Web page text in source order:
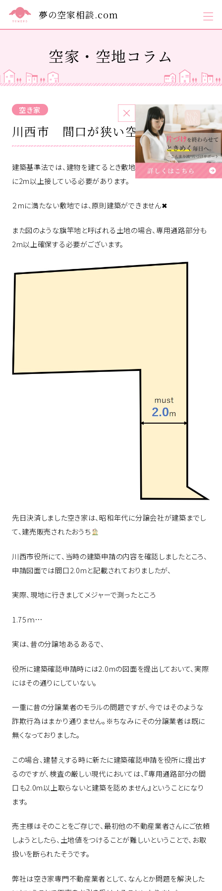
夢の空家相談.com
空家・空地コラム
空き家 2023.11.30
川西市 間口が狭い空家①
建築基準法では、建物を建てるとき敷地が建築基準法上の道路
に2m以上接している必要があります。
２mに満たない敷地では、原則建築ができません✖
また図のような旗竿地と呼ばれる土地の場合、専用通路部分も
2m以上確保する必要がございます。
先日決済しました空き家は、昭和年代に分譲会社が建築までし
て、建売販売されたおうち
川西市役所にて、当時の建築申請の内容を確認しましたところ、
申請図面では間口2.0mと記載されておりましたが、
実際、現地に行きましてメジャーで測ったところ
1.75ｍ…
実は、昔の分譲地あるあるで、
役所に建築確認申請時には2.0mの図面を提出しておいて、実際
にはその通りにしていない。
一重に昔の分譲業者のモラルの問題ですが、今ではそのような
詐欺行為はまかり通りません。※ちなみにその分譲業者は既に
無くなっておりました。
この場合、建替えする時に新たに建築確認申請を役所に提出す
るのですが、検査の厳しい現代においては、『専用通路部分の間
口も2.0m以上取らないと建築を認めません』ということになり
ます。
売主様はそのことをご存じで、最初他の不動産業者さんにご依頼
しようとしたら、土地値をつけることが難しいということで、お取
扱いを断られたそうです。
弊社は空き家専門不動産業者として、なんとか問題を解決した